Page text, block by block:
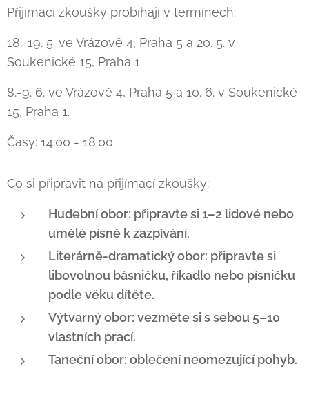
Přijímací zkoušky probíhají v termínech:
18.-19. 5. ve Vrázově 4, Praha 5 a 20. 5. v
Soukenické 15, Praha 1
8.-9. 6. ve Vrázově 4, Praha 5 a 10. 6. v Soukenické
15, Praha 1.
Časy: 14:00 - 18:00
Co si připravit na přijímací zkoušky:
Hudební obor: připravte si 1–2 lidové nebo
umělé písně k zazpívání.
Literárně-dramatický obor: připravte si
libovolnou básničku, říkadlo nebo písničku
podle věku dítěte.
Výtvarný obor: vezměte si s sebou 5–10
vlastních prací.
Taneční obor: oblečení neomezující pohyb.